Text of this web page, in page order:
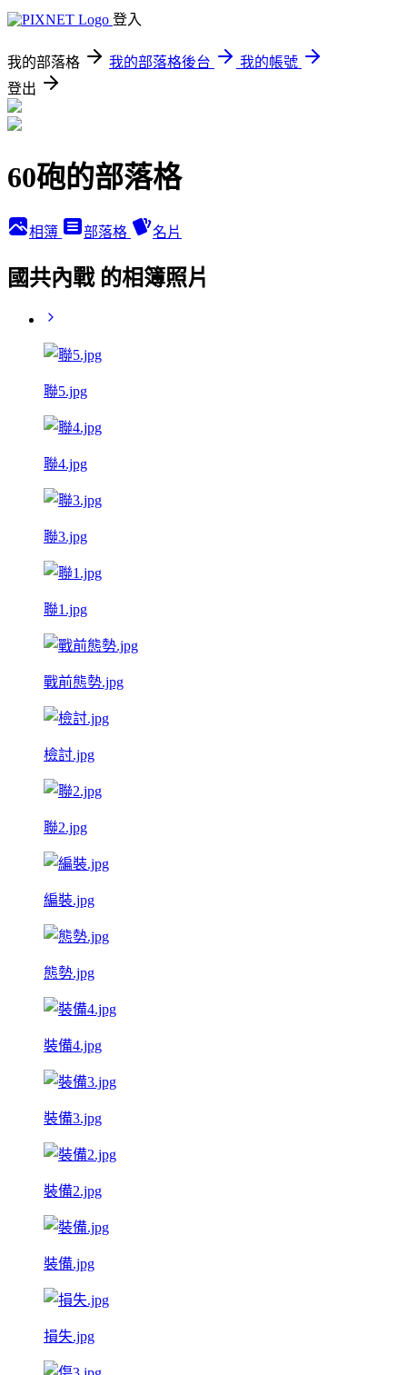
登入
我的部落格 我的部落格後台
我的帳號
登出
60砲的部落格
相簿 部落格 名片
國共內戰 的相簿照片
聯5.jpg
聯4.jpg
聯3.jpg
聯1.jpg
戰前態勢.jpg
檢討.jpg
聯2.jpg
編裝.jpg
態勢.jpg
裝備4.jpg
裝備3.jpg
裝備2.jpg
裝備.jpg
損失.jpg